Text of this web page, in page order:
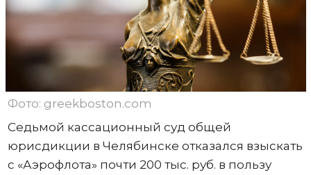
Фото: greekboston.com
Седьмой кассационный суд общей
юрисдикции в Челябинске отказался взыскать
с «Аэрофлота» почти 200 тыс. руб. в пользу